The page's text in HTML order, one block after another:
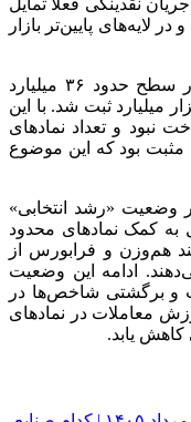
لایه‌های پایین‌تر بازار
از نظر ساختار حجمی، حجم معاملات در سطح حدود ۳۶ میلیارد
و ارزش معاملات در محدوده ۱۵۲ هزار میلیارد ثبت شد. با این
نبود و تعداد نماد‌های
بود که این موضوع
وضعیت «رشد انتخابی»
کمک نماد‌های محدود
هم‌وزن و فرابورس از
ادامه این وضعیت
و برگشتی شاخص‌ها در
معاملات در نماد‌های
کاهش یابد.